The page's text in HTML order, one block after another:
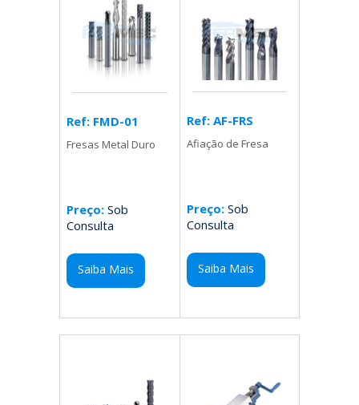
Ref: FMD-01
Fresas Metal Duro
Preço: Sob
Consulta
Saiba Mais
Ref: AF-FRS
Afiação de Fresa
Preço:Sob
Consulta
Saiba Mais